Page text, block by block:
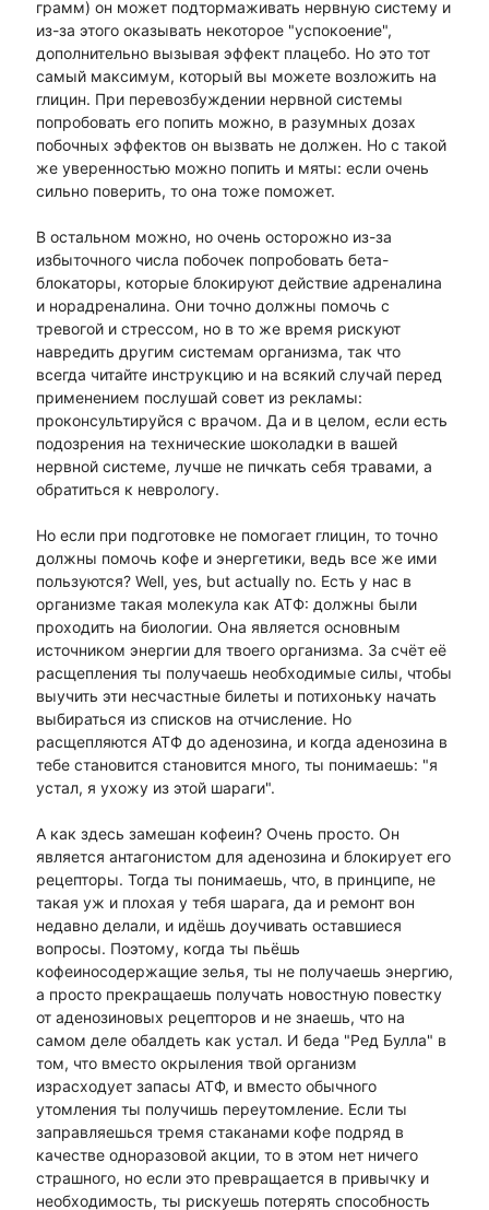
грамм) он может подтормаживать нервную систему и
из-за этого оказывать некоторое "успокоение",
дополнительно вызывая эффект плацебо. Но это тот
самый максимум, который вы можете возложить на
глицин. При перевозбуждении нервной системы
попробовать его попить можно, в разумных дозах
побочных эффектов он вызвать не должен. Но с такой
же уверенностью можно попить и мяты: если очень
сильно поверить, то она тоже поможет.
В остальном можно, но очень осторожно из-за
избыточного числа побочек попробовать бета-
блокаторы, которые блокируют действие адреналина
и норадреналина. Они точно должны помочь с
тревогой и стрессом, но в то же время рискуют
навредить другим системам организма, так что
всегда читайте инструкцию и на всякий случай перед
применением послушай совет из рекламы:
проконсультируйся с врачом. Да и в целом, если есть
подозрения на технические шоколадки в вашей
нервной системе, лучше не пичкать себя травами, а
обратиться к неврологу.
Но если при подготовке не помогает глицин, то точно
должны помочь кофе и энергетики, ведь все же ими
пользуются? Well, yes, but actually no. Есть у нас в
организме такая молекула как АТФ: должны были
проходить на биологии. Она является основным
источником энергии для твоего организма. За счёт её
расщепления ты получаешь необходимые силы, чтобы
выучить эти несчастные билеты и потихоньку начать
выбираться из списков на отчисление. Но
расщепляются АТФ до аденозина, и когда аденозина в
тебе становится становится много, ты понимаешь: "я
устал, я ухожу из этой шараги".
А как здесь замешан кофеин? Очень просто. Он
является антагонистом для аденозина и блокирует его
рецепторы. Тогда ты понимаешь, что, в принципе, не
такая уж и плохая у тебя шарага, да и ремонт вон
недавно делали, и идёшь доучивать оставшиеся
вопросы. Поэтому, когда ты пьёшь
кофеиносодержащие зелья, ты не получаешь энергию,
а просто прекращаешь получать новостную повестку
от аденозиновых рецепторов и не знаешь, что на
самом деле обалдеть как устал. И беда "Ред Булла" в
том, что вместо окрыления твой организм
израсходует запасы АТФ, и вместо обычного
утомления ты получишь переутомление. Если ты
заправляешься тремя стаканами кофе подряд в
качестве одноразовой акции, то в этом нет ничего
страшного, но если это превращается в привычку и
необходимость, ты рискуешь потерять способность